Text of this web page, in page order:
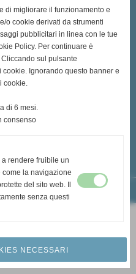
- Ente del Terzo Settore
8 A - 53100 - Siena (SI)
- n° iscrizione RRV 702
Via della Pace, 73 - 53042 -
(SI)
+39 3534198004
www.sitoper.it
di migliorare il funzionamento e
o cookie derivati da strumenti
pubblicitari in linea con le tue
Policy. Per continuare è
sul pulsante
Ignorando questo banner e
cookie.
di 6 mesi.
consenso
a rendere fruibile un
la navigazione
del sito web. Il
senza questi
NECESSARI